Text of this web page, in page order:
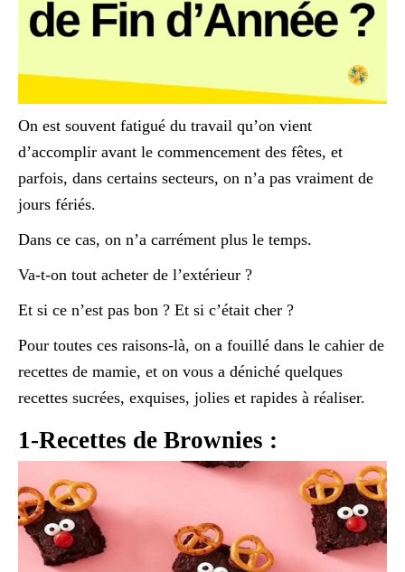
On est souvent fatigué du travail qu’on vient
d’accomplir avant le commencement des fêtes, et
parfois, dans certains secteurs, on n’a pas vraiment de
jours fériés.
Dans ce cas, on n’a carrément plus le temps.
Va-t-on tout acheter de l’extérieur ?
Et si ce n’est pas bon ? Et si c’était cher ?
Pour toutes ces raisons-là, on a fouillé dans le cahier de
recettes de mamie, et on vous a déniché quelques
recettes sucrées, exquises, jolies et rapides à réaliser.
1-Recettes de Brownies :